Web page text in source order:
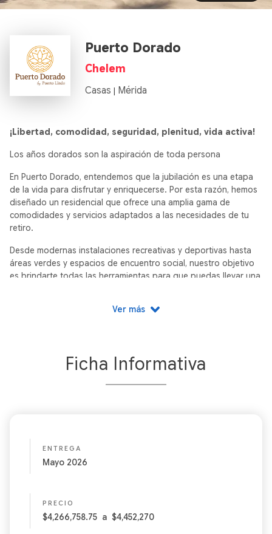
Puerto Dorado
Chelem
Casas | Mérida
¡Libertad, comodidad, seguridad, plenitud, vida activa!
Los años dorados son la aspiración de toda persona
En Puerto Dorado, entendemos que la jubilación es una etapa
de la vida para disfrutar y enriquecerse. Por esta razón, hemos
diseñado un residencial que ofrece una amplia gama de
comodidades y servicios adaptados a las necesidades de tu
retiro.
Desde modernas instalaciones recreativas y deportivas hasta
áreas verdes y espacios de encuentro social, nuestro objetivo
es brindarte todas las herramientas para que puedas llevar una
32 unidades en la comunidad más exclusiva de todo Chelem,
Si lo que estás buscando es el proyecto más destacado, con
las mejores amenidades, la mejor ubicación y la mejor calidad-
precio, este desarrollo es para ti.
Ver más
Ficha Informativa
ENTREGA
Mayo 2026
PRECIO
$4,266,758.75 a $4,452,270